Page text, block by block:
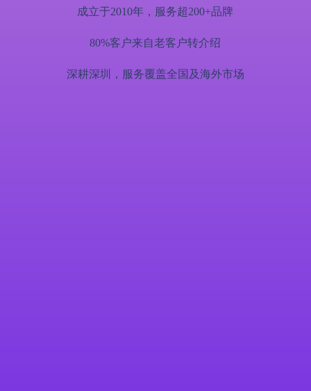
成立于2010年，服务超200+品牌
80%客户来自老客户转介绍
深耕深圳，服务覆盖全国及海外市场